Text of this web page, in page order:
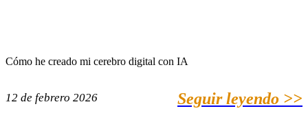
Cómo he creado mi cerebro digital con IA
12 de febrero 2026 Seguir leyendo >>